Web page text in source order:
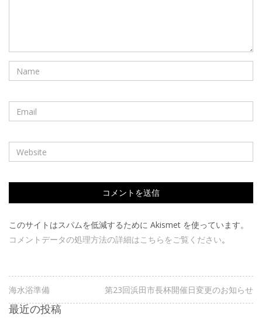
このサイトはスパムを低減するために Akismet を使っています。
コメントデータの処理方法の詳細はこちらをご覧ください。
海水浴準備 第23回浜田市長杯開催日変更のお知らせ
最近の投稿